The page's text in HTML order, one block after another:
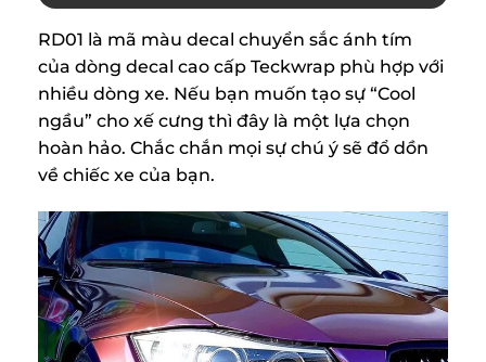
RD01 là mã màu decal chuyển sắc ánh tím
của dòng decal cao cấp Teckwrap phù hợp với
nhiều dòng xe. Nếu bạn muốn tạo sự “Cool
ngầu” cho xế cưng thì đây là một lựa chọn
hoàn hảo. Chắc chắn mọi sự chú ý sẽ đổ dồn
về chiếc xe của bạn.